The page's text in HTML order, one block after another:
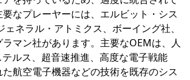
なプレーヤーには、エルビット・シス
ネラル・アトミクス、ボーイング社、
ラマン社があります。主要なOEMは、人
ルス、超音速推進、高度な電子戦能
航空電子機器などの技術を既存のシス